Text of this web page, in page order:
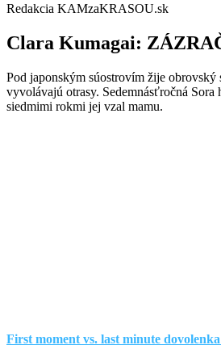
Redakcia KAMzaKRASOU.sk
Clara Kumagai:
Pod japonským súostrovím žije obrovský
vyvolávajú otrasy. Sedemnásťročná Sora
siedmimi rokmi jej vzal mamu.
First moment vs. last minute